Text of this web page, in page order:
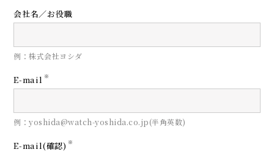
会社名／お役職
例：株式会社ヨシダ
E-mail ※
例：yoshida@watch-yoshida.co.jp(半角英数)
E-mail(確認) ※